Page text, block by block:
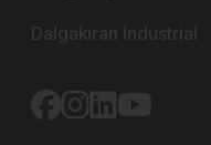
Dalgakiran Industrial